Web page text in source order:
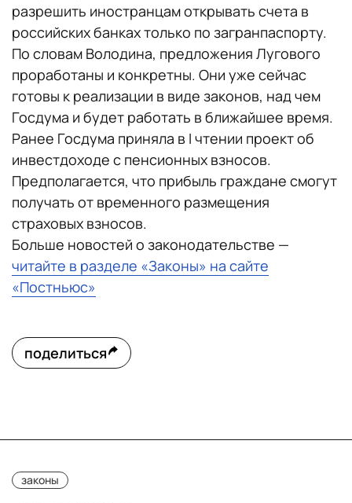
разрешить иностранцам открывать счета в
российских банках только по загранпаспорту.
По словам Володина, предложения Лугового
проработаны и конкретны. Они уже сейчас
готовы к реализации в виде законов, над чем
Госдума и будет работать в ближайшее время.
Ранее Госдума приняла в I чтении проект об
инвестдоходе с пенсионных взносов.
Предполагается, что прибыль граждане смогут
получать от временного размещения
страховых взносов.
Больше новостей о законодательстве —
читайте в разделе «Законы» на сайте
«Постньюс»
поделиться
законы